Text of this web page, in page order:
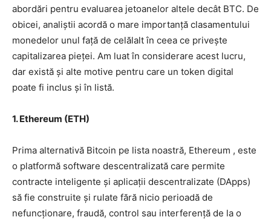
abordări pentru evaluarea jetoanelor altele decât BTC. De
obicei, analiștii acordă o mare importanță clasamentului
monedelor unul față de celălalt în ceea ce privește
capitalizarea pieței. Am luat în considerare acest lucru,
dar există și alte motive pentru care un token digital
poate fi inclus și în listă.
1. Ethereum (ETH)
Prima alternativă Bitcoin pe lista noastră, Ethereum , este
o platformă software descentralizată care permite
contracte inteligente și aplicații descentralizate (DApps)
să fie construite și rulate fără nicio perioadă de
nefuncționare, fraudă, control sau interferență de la o